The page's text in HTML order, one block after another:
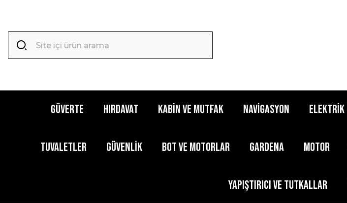
GÜVERTE HIRDAVAT KABİN ve MUTFAK NAVİGASYON ELEKTRİK
TUVALETLER GÜVENLİK BOT ve MOTORLAR GARDENA MOTOR
YAPIŞTIRICI ve TUTKALLAR